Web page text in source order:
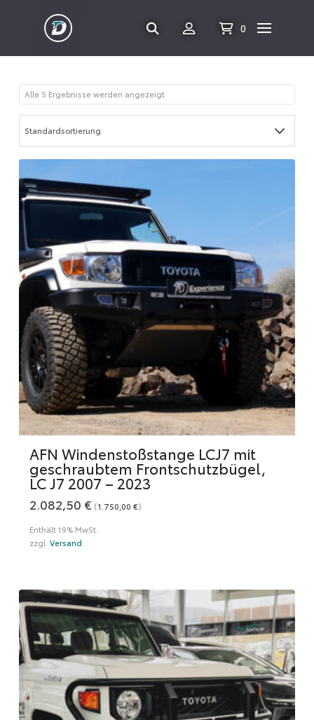
0
Alle 5 Ergebnisse werden angezeigt
AFN Windenstoßstange LCJ7 mit
geschraubtem Frontschutzbügel,
LC J7 2007 – 2023
2.082,50 € (1.750,00 €)
Enthält 19% MwSt.
zzgl. Versand